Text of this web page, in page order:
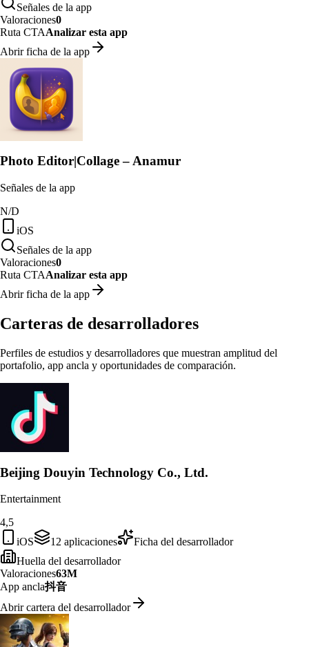
Señales de la app
Valoraciones0
Ruta CTAAnalizar esta app
Abrir ficha de la app
Photo Editor|Collage – Anamur
Señales de la app
N/D
iOS
Señales de la app
Valoraciones0
Ruta CTAAnalizar esta app
Abrir ficha de la app
Carteras de desarrolladores
Perfiles de estudios y desarrolladores que muestran amplitud del
portafolio, app ancla y oportunidades de comparación.
Beijing Douyin Technology Co., Ltd.
Entertainment
4,5
iOS
12 aplicaciones
Ficha del desarrollador
Huella del desarrollador
Valoraciones63M
App ancla抖音
Abrir cartera del desarrollador